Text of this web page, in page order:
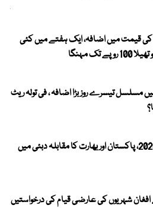
قیمت میں اضافہ، ایک ہفتے میں کئی
مسلسل تیسرے روز بڑا اضافہ ، فی تولہ ریٹ
ویمنز ایشیا کپ 2026، پاکستان اور بھارت کا مقابلہ دبئی میں
افغان شہریوں کی عارضی قیام کی درخواستیں